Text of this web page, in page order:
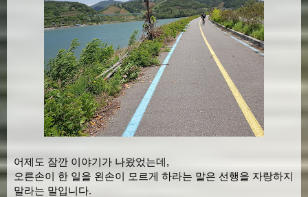
어제도 잠깐 이야기가 나왔었는데,
오른손이 한 일을 왼손이 모르게 하라는 말은 선행을 자랑하지
말라는 말입니다.